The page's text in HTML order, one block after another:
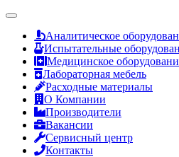
Аналитическое
Испытательные
Медицинское
Лабораторная мебель
Расходные материалы
О Компании
Производители
Вакансии
Сервисный центр
Контакты